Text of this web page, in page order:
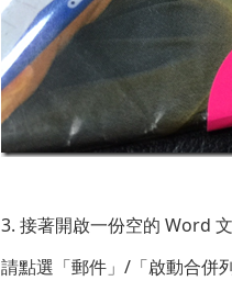
3. 接著開啟一份空的 Word
請點選「郵件」/「啟動合併